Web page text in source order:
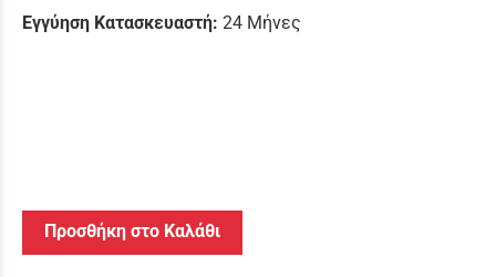
Εγγύηση Κατασκευαστή: 24 Μήνες
Προσθήκη στο Καλάθι